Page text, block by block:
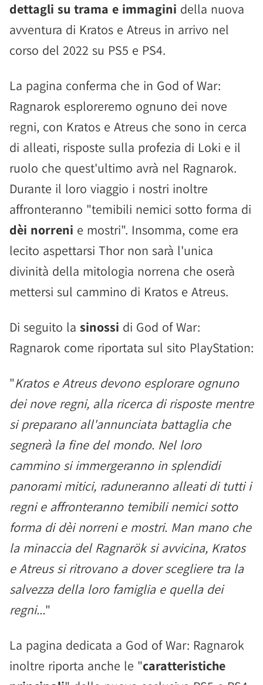
dettagli su trama e immagini della nuova
avventura di Kratos e Atreus in arrivo nel
corso del 2022 su PS5 e PS4.
La pagina conferma che in God of War:
Ragnarok esploreremo ognuno dei nove
regni, con Kratos e Atreus che sono in cerca
di alleati, risposte sulla profezia di Loki e il
ruolo che quest'ultimo avrà nel Ragnarok.
Durante il loro viaggio i nostri inoltre
affronteranno "temibili nemici sotto forma di
dèi norreni e mostri". Insomma, come era
lecito aspettarsi Thor non sarà l'unica
divinità della mitologia norrena che oserà
mettersi sul cammino di Kratos e Atreus.
Di seguito la sinossi di God of War:
Ragnarok come riportata sul sito PlayStation:
"Kratos e Atreus devono esplorare ognuno
dei nove regni, alla ricerca di risposte mentre
si preparano all'annunciata battaglia che
segnerà la fine del mondo.‎ Nel loro
cammino si immergeranno in splendidi
panorami mitici, raduneranno alleati di tutti i
regni e affronteranno temibili nemici sotto
forma di dèi norreni e mostri. Man mano che
la minaccia del Ragnarök si avvicina, Kratos
e Atreus si ritrovano a dover scegliere tra la
salvezza della loro famiglia e quella dei
regni..."
La pagina dedicata a God of War: Ragnarok
inoltre riporta anche le "caratteristiche